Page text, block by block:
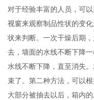
对于经验丰富的人员，可
视窗来观察制品性状的变
状来判断。一次干燥后期
去，墙面的水线不断下降
水线不断下降，直至消失
束了。第二种方法，可以
大部分被抽去以后，箱内